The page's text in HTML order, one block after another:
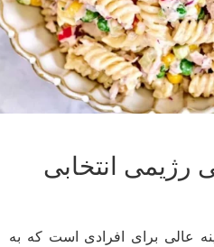
انتخابی
برای افرادی است که به